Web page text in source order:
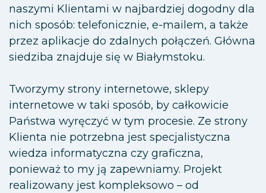
naszymi Klientami w najbardziej dogodny dla
nich sposób: telefonicznie, e-mailem, a także
przez aplikacje do zdalnych połączeń. Główna
siedziba znajduje się w Białymstoku.
Tworzymy strony internetowe, sklepy
internetowe w taki sposób, by całkowicie
Państwa wyręczyć w tym procesie. Ze strony
Klienta nie potrzebna jest specjalistyczna
wiedza informatyczna czy graficzna,
ponieważ to my ją zapewniamy. Projekt
realizowany jest kompleksowo – od